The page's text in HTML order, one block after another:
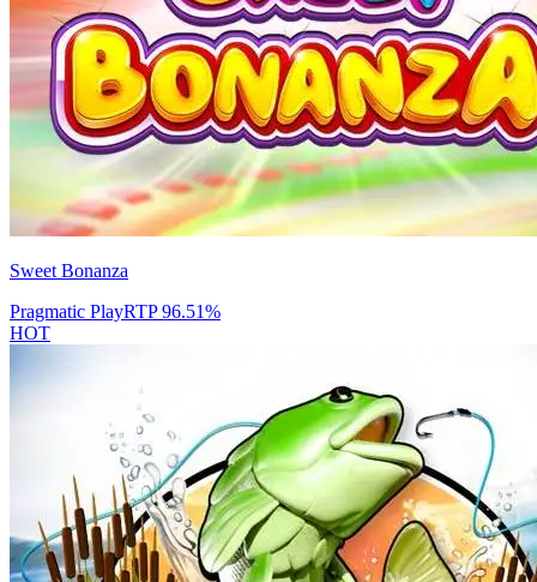
Sweet Bonanza
Pragmatic PlayRTP96.51%
HOT